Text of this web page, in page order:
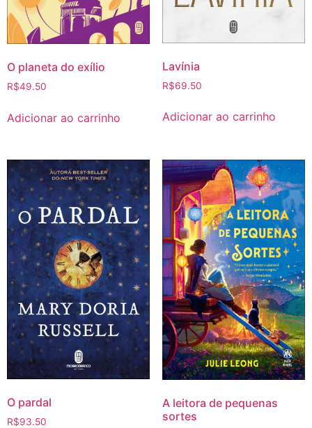
O planeta do exílio
R$49.50
Adicionar ao carrinho
Lavínia
R$69.50
Adicionar ao carrinho
O pardal
R$93.50
A leitora de pequenas
sortes